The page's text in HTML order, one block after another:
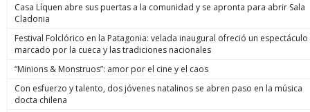
Casa Líquen abre sus puertas a la comunidad y se apronta para abrir Sala
Cladonia
Festival Folclórico en la Patagonia: velada inaugural ofreció un espectáculo
marcado por la cueca y las tradiciones nacionales
“Minions & Monstruos”: amor por el cine y el caos
Con esfuerzo y talento, dos jóvenes natalinos se abren paso en la música
docta chilena